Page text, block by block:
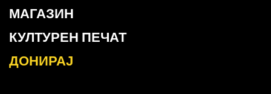
МАГАЗИН
КУЛТУРЕН ПЕЧАТ
ДОНИРАЈ